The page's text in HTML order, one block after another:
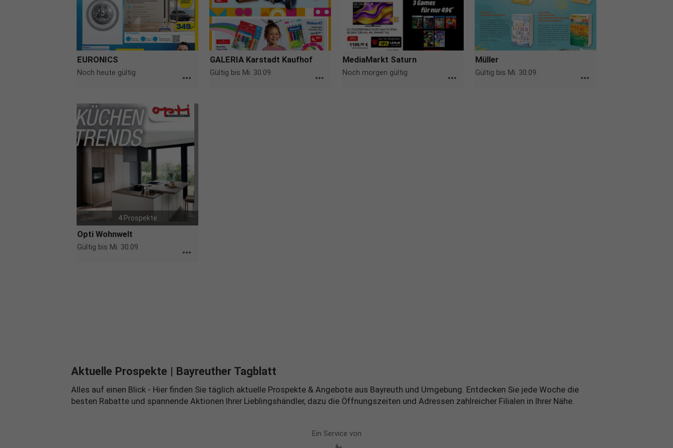
EURONICS
Noch heute gültig more_horiz
GALERIA Karstadt Kaufhof
Gültig bis Mi. 30.09. more_horiz
MediaMarkt Saturn
Noch morgen gültig more_horiz
Müller
Gültig bis Mi. 30.09. more_horiz
4 Prospekte
Opti Wohnwelt
Gültig bis Mi. 30.09. more_horiz
Aktuelle Prospekte | Bayreuther Tagblatt
Alles auf einen Blick - Hier finden Sie täglich aktuelle Prospekte & Angebote aus Bayreuth und Umgebung. Entdecken Sie jede Woche die
besten Rabatte und spannende Aktionen Ihrer Lieblingshändler, dazu die Öffnungszeiten und Adressen zahlreicher Filialen in Ihrer Nähe.
Ein Service von